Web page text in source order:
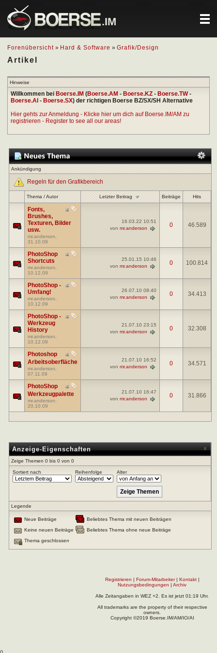
.IM
Forenübersicht » Hard & Software » Grafik/Design
Artikel
Hinweise
Willkommen bei Boerse.IM (Boerse.AM - Boerse.KZ - Boerse.TW-
Boerse.AI - Boerse.SX) der richtigen Boerse BZ/SX/SH Alternative
Hier gehts zur Anmeldung - Klicke hier um dich auf Boerse.IM/AM zu
registrieren - Register to see all our areas!
Ankündigung
Regeln für den Grafikbereich
Thema/Autor Letzter Beitrag Beiträge Hits
Fonts,
Brushes,
Texturen, Bilder
usw.
mr.anderson
31.10.09
16.03.22 10:51
von mr.anderson 0 46.589
PhotoShop
Shortcuts
mr.anderson
10.12.09
25.01.15 10:46
von mr.anderson 0 100.814
PhotoShop -
Umfang!
mr.anderson
10.12.09
26.07.10 08:40
von mr.anderson 0 34.413
PhotoShop -
Werkzeug
History
mr.anderson
10.12.09
21.07.10 23:15
von mr.anderson 0 32.308
Photoshop
Arbeitsoberfläche
mr.anderson
07.11.09
21.07.10 16:52
von mr.anderson 0 34.571
PhotoShop
Werkzeugpalette
mr.anderson
20.10.09
21.07.10 16:47
von mr.anderson 0 31.866
Anzeige-Eigenschaften
Zeige Themen 0 bis 0 von 0
Sortiert nach Reihenfolge Alter
Legende
Neue Beiträge
Beliebtes Thema mit neuen Beiträgen
Keine neuen Beiträge
Beliebtes Thema ohne neue Beiträge
Thema geschlossen
Registrieren | Forum-Mitarbeiter| Kontakt|
Nutzungsbedingungen | Archiv
Alle Zeitangaben in WEZ +2. Es ist jetzt 01:19 Uhr.
All trademarks are the property of their respective
owners.
Copyright ©2019 Boerse.IM/AM/IO/AI
().